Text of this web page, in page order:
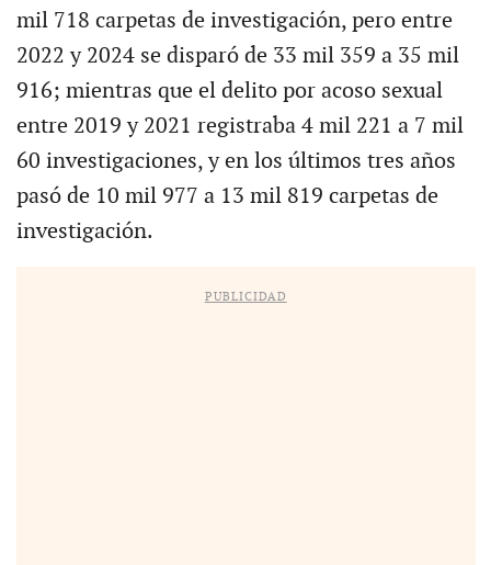
mil 718 carpetas de investigación, pero entre
2022 y 2024 se disparó de 33 mil 359 a 35 mil
916; mientras que el delito por acoso sexual
entre 2019 y 2021 registraba 4 mil 221 a 7 mil
60 investigaciones, y en los últimos tres años
pasó de 10 mil 977 a 13 mil 819 carpetas de
investigación.
PUBLICIDAD